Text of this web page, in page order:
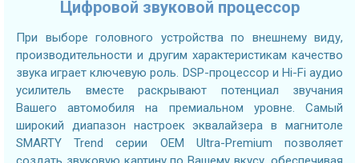
Цифровой звуковой процессор
При выборе головного устройства по внешнему виду,
производительности и другим характеристикам качество
звука играет ключевую роль. DSP-процессор и Hi-Fi аудио
усилитель вместе раскрывают потенциал звучания
Вашего автомобиля на премиальном уровне. Самый
широкий диапазон настроек эквалайзера в магнитоле
SMARTY Trend серии OEM Ultra-Premium позволяет